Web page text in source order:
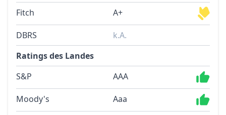
Fitch
A+
DBRS
k.A.
Ratings des Landes
S&P
AAA
Moody's Aaa